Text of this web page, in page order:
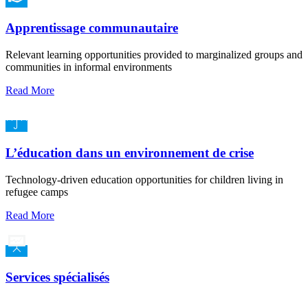
Apprentissage communautaire
Relevant learning opportunities provided to marginalized groups and
communities in informal environments
Read More
L’éducation dans un environnement de crise
Technology-driven education opportunities for children living in
refugee camps
Read More
Services spécialisés